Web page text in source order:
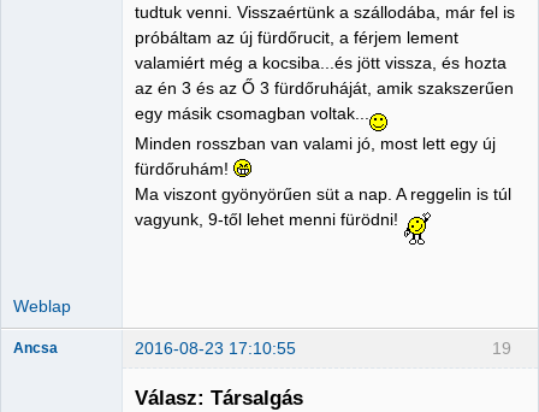
tudtuk venni. Visszaértünk a szállodába, már fel is
próbáltam az új fürdőrucit, a férjem lement
valamiért még a kocsiba...és jött vissza, és hozta
az én 3 és az Ő 3 fürdőruháját, amik szakszerűen
egy másik csomagban voltak...
Minden rosszban van valami jó, most lett egy új
fürdőruhám!
Ma viszont gyönyörűen süt a nap. A reggelin is túl
vagyunk, 9-től lehet menni fürödni!
Weblap
19
Ancsa 2016-08-23 17:10:55
Válasz: Társalgás